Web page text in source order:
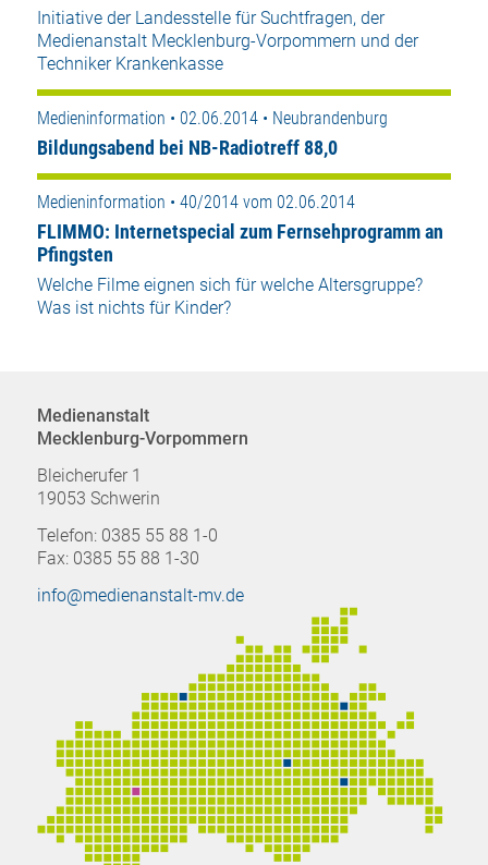
Initiative der Landesstelle für Suchtfragen, der
Medienanstalt Mecklenburg-Vorpommern und der
Techniker Krankenkasse
Medieninformation • 02.06.2014 • Neubrandenburg
Bildungsabend bei NB-Radiotreff 88,0
Medieninformation • 40/2014 vom 02.06.2014
FLIMMO: Internetspecial zum Fernsehprogramm an
Pfingsten
Welche Filme eignen sich für welche Altersgruppe?
Was ist nichts für Kinder?
Medienanstalt
Mecklenburg-Vorpommern
Bleicherufer 1
19053 Schwerin
Telefon: 0385 55 88 1-0
Fax: 0385 55 88 1-30
info@medienanstalt-mv.de